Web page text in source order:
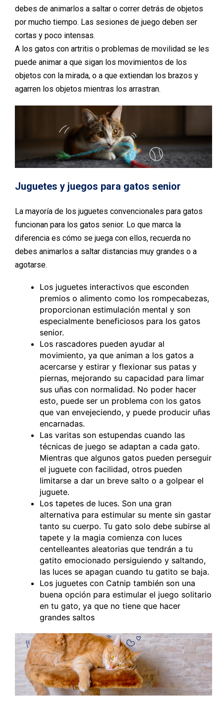
debes de animarlos a saltar o correr detrás de objetos
por mucho tiempo. Las sesiones de juego deben ser
cortas y poco intensas.
A los gatos con artritis o problemas de movilidad se les
puede animar a que sigan los movimientos de los
objetos con la mirada, o a que extiendan los brazos y
agarren los objetos mientras los arrastran.
Juguetes y juegos para gatos senior
La mayoría de los juguetes convencionales para gatos
funcionan para los gatos senior. Lo que marca la
diferencia es cómo se juega con ellos, recuerda no
debes animarlos a saltar distancias muy grandes o a
agotarse.
Los juguetes interactivos que esconden
premios o alimento como los rompecabezas,
proporcionan estimulación mental y son
especialmente beneficiosos para los gatos
senior.
Los rascadores pueden ayudar al
movimiento, ya que animan a los gatos a
acercarse y estirar y flexionar sus patas y
piernas, mejorando su capacidad para limar
sus uñas con normalidad. No poder hacer
esto, puede ser un problema con los gatos
que van envejeciendo, y puede producir uñas
encarnadas.
Las varitas son estupendas cuando las
técnicas de juego se adaptan a cada gato.
Mientras que algunos gatos pueden perseguir
el juguete con facilidad, otros pueden
limitarse a dar un breve salto o a golpear el
juguete.
Los tapetes de luces. Son una gran
alternativa para estimular su mente sin gastar
tanto su cuerpo. Tu gato solo debe subirse al
tapete y la magia comienza con luces
centelleantes aleatorias que tendrán a tu
gatito emocionado persiguiendo y saltando,
las luces se apagan cuando tu gatito se baja.
Los juguetes con Catnip también son una
buena opción para estimular el juego solitario
en tu gato, ya que no tiene que hacer
grandes saltos